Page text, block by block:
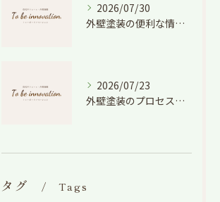
2026/07/30
外壁塗装の便利な情報と失敗しない色や費用判断のコツを徹底解説
2026/07/23
外壁塗装のプロセスを愛知県でスムーズに進めるための工程と費用徹底解説
タグ Tags